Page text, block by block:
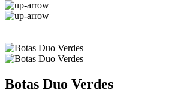
Botas Duo Verdes